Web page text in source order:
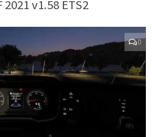
v1.58 ETS2
0